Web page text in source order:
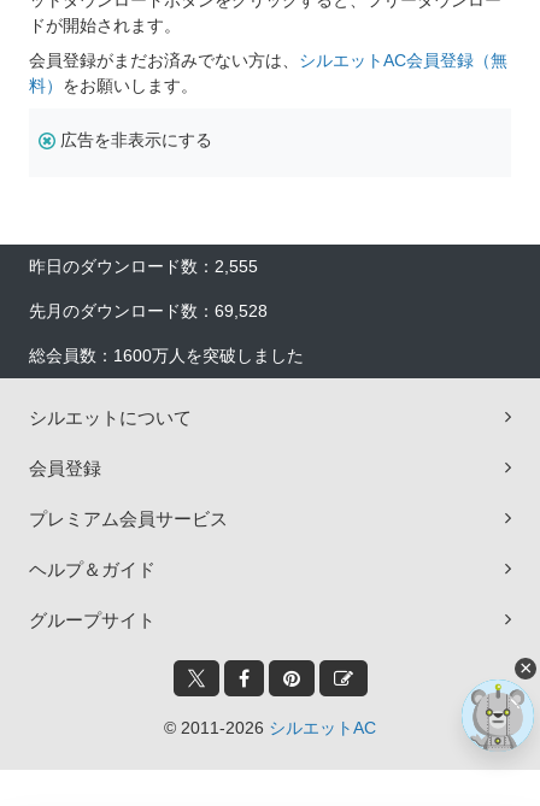
ドが開始されます。
会員登録がまだお済みでない方は、 シルエットAC会員登録（無
料） をお願いします。
広告を非表示にする
昨日のダウンロード数：2,555
先月のダウンロード数：69,528
総会員数：1600万人を突破しました
シルエットについて
会員登録
プレミアム会員サービス
ヘルプ＆ガイド
グループサイト
© 2011-2026 シルエットAC
×